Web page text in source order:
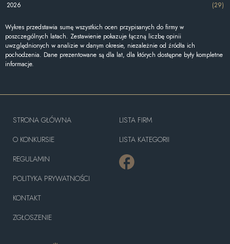
2026
(29)
Wykres przedstawia sumę wszystkich ocen przypisanych do firmy w
poszczególnych latach. Zestawienie pokazuje łączną liczbę opinii
uwzględnionych w analizie w danym okresie, niezależnie od źródła ich
pochodzenia. Dane prezentowane są dla lat, dla których dostępne były kompletne
informacje.
STRONA GŁÓWNA
O KONKURSIE
REGULAMIN
POLITYKA PRYWATNOŚCI
KONTAKT
ZGŁOSZENIE
LISTA FIRM
LISTA KATEGORII